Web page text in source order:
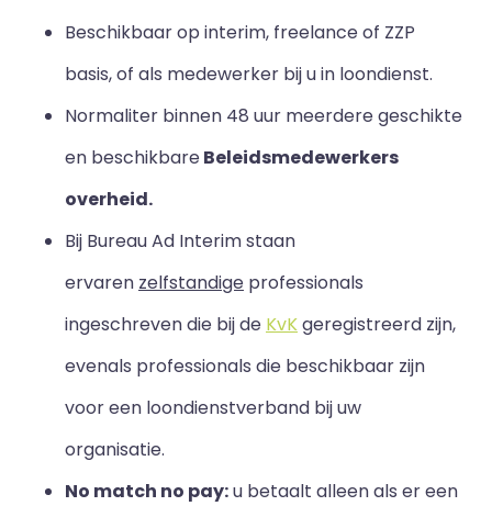
Beschikbaar op interim, freelance of ZZP
basis, of als medewerker bij u in loondienst.
Normaliter binnen 48 uur meerdere geschikte
en beschikbareBeleidsmedewerkers
overheid.
Bij Bureau Ad Interim staan
ervaren zelfstandige professionals
ingeschreven die bij de KvKgeregistreerd zijn,
evenals professionals die beschikbaar zijn
voor een loondienstverband bij uw
organisatie.
No match no pay:u betaalt alleen als er een